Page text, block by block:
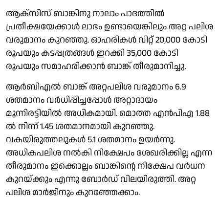
ആക്‌സിസ് ബാങ്കിനു നാലാം പാദത്തില്‍
പ്രതീക്ഷയേക്കാള്‍ ലാഭം ഉണ്ടായെങ്കിലും അറ്റ പലിശ
വരുമാനം കുറഞ്ഞു. ഓഹരികള്‍ വിറ്റ് 20,000 കോടി
രൂപയും കടപ്പത്രങ്ങള്‍ ഇറക്കി 35,000 കോടി
രൂപയും സമാഹരിക്കാന്‍ ബാങ്ക് തീരുമാനിച്ചു.
ആര്‍ബിഎല്‍ ബാങ്ക് അറ്റപലിശ വരുമാനം 6.9
ശതമാനം വര്‍ധിപ്പിച്ചപ്പോള്‍ അറ്റാദായം
മൂന്നിരട്ടിയില്‍ അധികമായി. മൊത്ത എന്‍പിഎ 1.88
ല്‍ നിന്ന് 1.45 ശതമാനമായി കുറഞ്ഞു.
വകയിരുത്തലുകള്‍ 5.1 ശതമാനം ഉയര്‍ന്നു.
അധികപലിശ നല്‍കി നിക്ഷേപം ശേഖരിക്കില്ല എന്ന
തീരുമാനം ഇക്കൊല്ലം ബാങ്കിന്റെ നിക്ഷേപ വര്‍ധന
കുറയ്ക്കും എന്നു ബോര്‍ഡ് വിലയിരുത്തി. അറ്റ
പലിശ മാര്‍ജിനും കുറഞ്ഞേക്കാം.